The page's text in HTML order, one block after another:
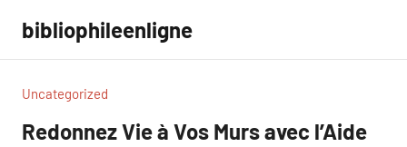
contenu
bibliophileenligne
Uncategorized
Redonnez Vie à Vos Murs avec l’Aide